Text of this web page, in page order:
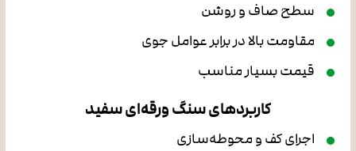
سطح صاف و روشن
مقاومت بالا در برابر عوامل جوی
قیمت بسیار مناسب
کاربردهای سنگ ورقه‌ای سفید
اجرای کف و محوطه‌سازی